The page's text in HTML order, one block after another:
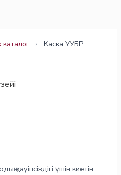
каталог › Каска УУБР
қауіпсіздігі үшін киетін